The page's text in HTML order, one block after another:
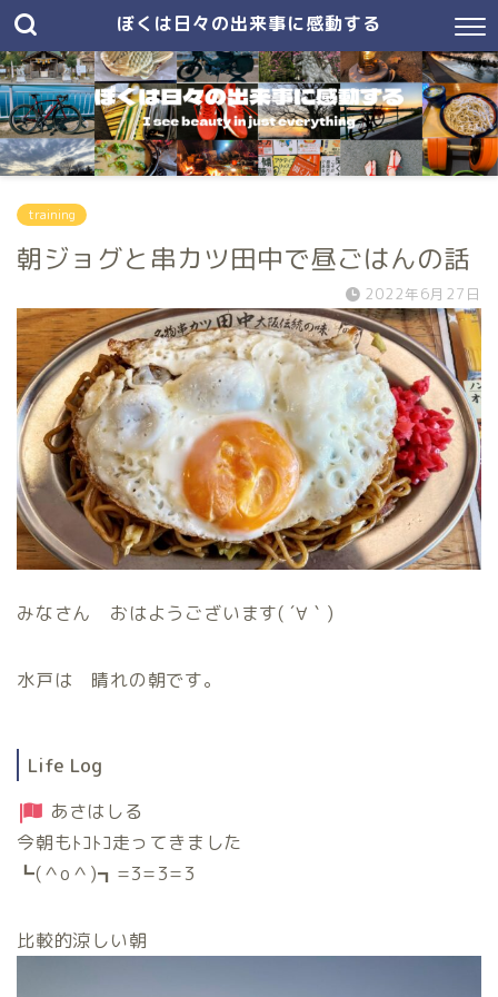
ぼくは日々の出来事に感動する
training
朝ジョグと串カツ田中で昼ごはんの話
2022年6月27日
みなさん おはようございます( ´∀｀)
水戸は 晴れの朝です。
Life Log
あさはしる
今朝もﾄｺﾄｺ走ってきました
┗(＾o＾)┓=3=3=3
比較的涼しい朝